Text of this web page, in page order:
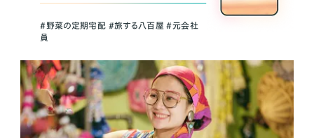
＃野菜の定期宅配 ＃旅する八百屋 ＃元会社
員